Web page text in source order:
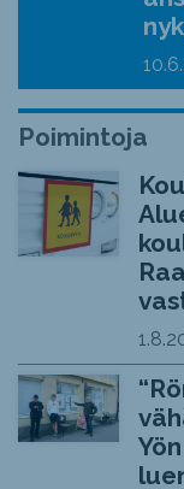
Poimintoja